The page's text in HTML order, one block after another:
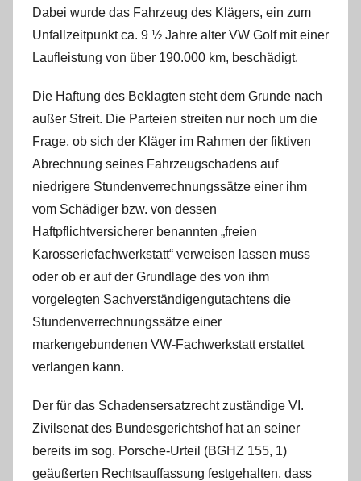
Dabei wurde das Fahrzeug des Klägers, ein zum
Unfallzeitpunkt ca. 9 ½ Jahre alter VW Golf mit einer
Laufleistung von über 190.000 km, beschädigt.
Die Haftung des Beklagten steht dem Grunde nach
außer Streit. Die Parteien streiten nur noch um die
Frage, ob sich der Kläger im Rahmen der fiktiven
Abrechnung seines Fahrzeugschadens auf
niedrigere Stundenverrechnungssätze einer ihm
vom Schädiger bzw. von dessen
Haftpflichtversicherer benannten „freien
Karosseriefachwerkstatt“ verweisen lassen muss
oder ob er auf der Grundlage des von ihm
vorgelegten Sachverständigengutachtens die
Stundenverrechnungssätze einer
markengebundenen VW-Fachwerkstatt erstattet
verlangen kann.
Der für das Schadensersatzrecht zuständige VI.
Zivilsenat des Bundesgerichtshof hat an seiner
bereits im sog. Porsche-Urteil (BGHZ 155, 1)
geäußerten Rechtsauffassung festgehalten, dass